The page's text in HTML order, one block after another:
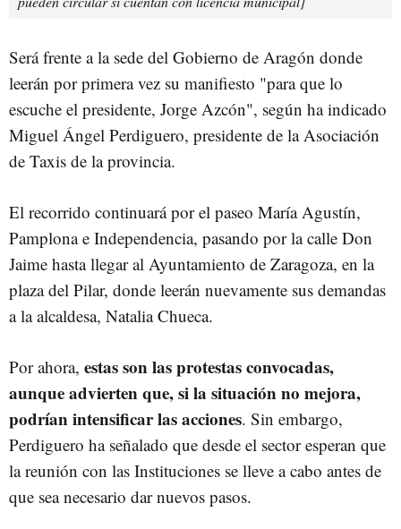
Será frente a la sede del Gobierno de Aragón donde
leerán por primera vez su manifiesto "para que lo
escuche el presidente, Jorge Azcón", según ha indicado
Miguel Ángel Perdiguero, presidente de la Asociación
de Taxis de la provincia.
El recorrido continuará por el paseo María Agustín,
Pamplona e Independencia, pasando por la calle Don
Jaime hasta llegar al Ayuntamiento de Zaragoza, en la
plaza del Pilar, donde leerán nuevamente sus demandas
a la alcaldesa, Natalia Chueca.
Por ahora, estas son las protestas convocadas,
aunque advierten que, si la situación no mejora,
podrían intensificar las acciones. Sin embargo,
Perdiguero ha señalado que desde el sector esperan que
la reunión con las Instituciones se lleve a cabo antes de
que sea necesario dar nuevos pasos.